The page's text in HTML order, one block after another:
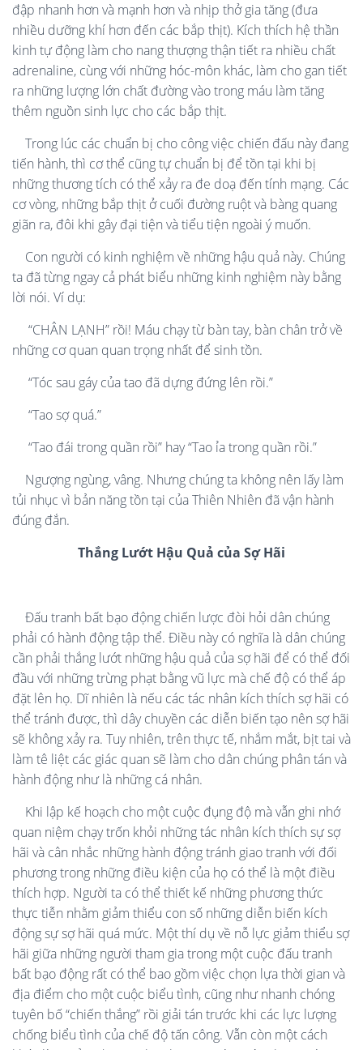
đập nhanh hơn và mạnh hơn và nhịp thở gia tăng (đưa
nhiều dưỡng khí hơn đến các bắp thịt). Kích thích hệ thần
kinh tự động làm cho nang thượng thận tiết ra nhiều chất
adrenaline, cùng với những hóc-môn khác, làm cho gan tiết
ra những lượng lớn chất đường vào trong máu làm tăng
thêm nguồn sinh lực cho các bắp thịt.
Trong lúc các chuẩn bị cho công việc chiến đấu này đang
tiến hành, thì cơ thể cũng tự chuẩn bị để tồn tại khi bị
những thương tích có thể xảy ra đe doạ đến tính mạng. Các
cơ vòng, những bắp thịt ở cuối đường ruột và bàng quang
giãn ra, đôi khi gây đại tiện và tiểu tiện ngoài ý muốn.
Con người có kinh nghiệm về những hậu quả này. Chúng
ta đã từng ngay cả phát biểu những kinh nghiệm này bằng
lời nói. Ví dụ:
“CHÂN LẠNH” rồi! Máu chạy từ bàn tay, bàn chân trở về
những cơ quan quan trọng nhất để sinh tồn.
“Tóc sau gáy của tao đã dựng đứng lên rồi.”
“Tao sợ quá.”
“Tao đái trong quần rồi” hay “Tao ỉa trong quần rồi.”
Ngượng ngùng, vâng. Nhưng chúng ta không nên lấy làm
tủi nhục vì bản năng tồn tại của Thiên Nhiên đã vận hành
đúng đắn.
Thắng Lướt Hậu Quả của Sợ Hãi
Đấu tranh bất bạo động chiến lược đòi hỏi dân chúng
phải có hành động tập thể. Điều này có nghĩa là dân chúng
cần phải thắng lướt những hậu quả của sợ hãi để có thể đối
đầu với những trừng phạt bằng vũ lực mà chế độ có thể áp
đặt lên họ. Dĩ nhiên là nếu các tác nhân kích thích sợ hãi có
thể tránh được, thì dây chuyền các diễn biến tạo nên sợ hãi
sẽ không xảy ra. Tuy nhiên, trên thực tế, nhắm mắt, bịt tai và
làm tê liệt các giác quan sẽ làm cho dân chúng phân tán và
hành động như là những cá nhân.
Khi lập kế hoạch cho một cuộc đụng độ mà vẫn ghi nhớ
quan niệm chạy trốn khỏi những tác nhân kích thích sự sợ
hãi và cân nhắc những hành động tránh giao tranh với đối
phương trong những điều kiện của họ có thể là một điều
thích hợp. Người ta có thể thiết kế những phương thức
thực tiễn nhằm giảm thiểu con số những diễn biến kích
động sự sợ hãi quá mức. Một thí dụ về nỗ lực giảm thiểu sợ
hãi giữa những người tham gia trong một cuộc đấu tranh
bất bạo động rất có thể bao gồm việc chọn lựa thời gian và
địa điểm cho một cuộc biểu tình, cũng như nhanh chóng
tuyên bố “chiến thắng” rồi giải tán trước khi các lực lượng
chống biểu tình của chế độ tấn công. Vẫn còn một cách